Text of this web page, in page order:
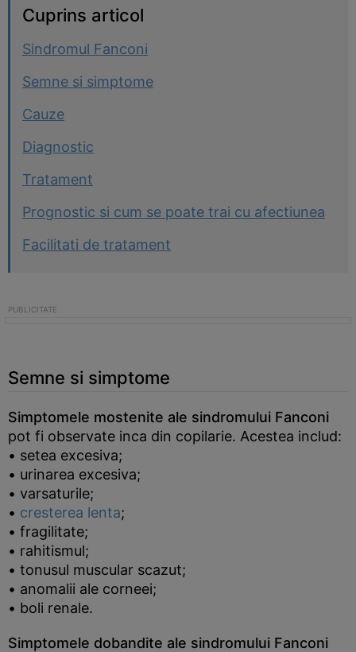
Cuprins articol
Sindromul Fanconi
Semne si simptome
Cauze
Diagnostic
Tratament
Prognostic si cum se poate trai cu afectiunea
Facilitati de tratament
Semne si simptome
Simptomele mostenite ale sindromului Fanconi
pot fi observate inca din copilarie. Acestea includ:
• setea excesiva;
• urinarea excesiva;
• varsaturile;
• cresterea lenta;
• fragilitate;
• rahitismul;
• tonusul muscular scazut;
• anomalii ale corneei;
• boli renale.
Simptomele dobandite ale sindromului Fanconi